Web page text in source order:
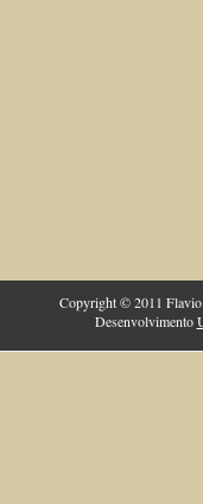
Copyright © 2011 Flavio
Desenvolvimento